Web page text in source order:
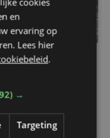
keer de Mont
en
ervaring op
Lees hier
.
→
Targeting